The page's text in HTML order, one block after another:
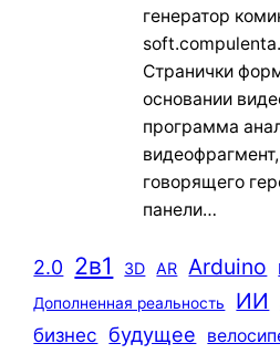
генератор
Странички
основании
программа
говорящего
панели…
2.0 2в1 3D AR Arduino
Дополненная реальность ИИ
бизнес будущее